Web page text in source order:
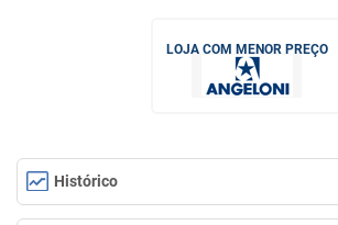
LOJA COM MENOR PREÇO
Histórico